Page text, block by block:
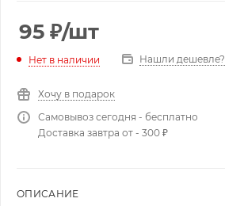
95 ₽/шт
Нет в наличии Нашли дешевле?
Хочу в подарок
Самовывоз сегодня - бесплатно
Доставка завтра от - 300 ₽
ОПИСАНИЕ